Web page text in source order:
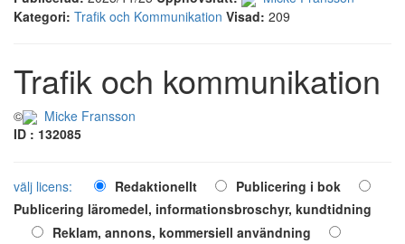
Kategori: Trafik och Kommunikation Visad: 209
Trafik och kommunikation
©
Micke Fransson
ID : 132085
välj licens: Redaktionellt
Publicering i bok
Publicering läromedel, informationsbroschyr, kundtidning
Reklam, annons, kommersiell användning